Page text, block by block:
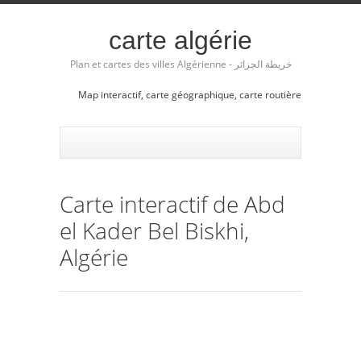
carte algérie
Plan et cartes des villes Algérienne - خريطة الجزائر
Map interactif, carte géographique, carte routière
Carte interactif de Abd
el Kader Bel Biskhi,
Algérie